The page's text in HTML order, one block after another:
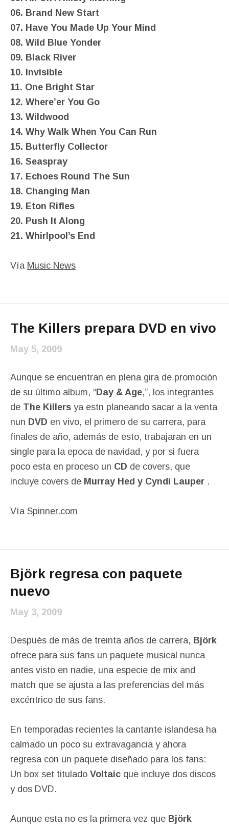
06. Brand New Start
07. Have You Made Up Your Mind
08. Wild Blue Yonder
09. Black River
10. Invisible
11. One Bright Star
12. Where’er You Go
13. Wildwood
14. Why Walk When You Can Run
15. Butterfly Collector
16. Seaspray
17. Echoes Round The Sun
18. Changing Man
19. Eton Rifles
20. Push It Along
21. Whirlpool’s End
Vía Music News
The Killers prepara DVD en vivo
May 5, 2009
Aunque se encuentran en plena gira de promoción
de su último album, “Day & Age,”, los integrantes
de The Killers ya estn planeando sacar a la venta
nun DVD en vivo, el primero de su carrera, para
finales de año, además de esto, trabajaran en un
single para la epoca de navidad, y por si fuera
poco esta en proceso un CD de covers, que
incluye covers de Murray Hed y Cyndi Lauper .
Vía Spinner.com
Björk regresa con paquete
nuevo
May 3, 2009
Después de más de treinta años de carrera, Björk
ofrece para sus fans un paquete musical nunca
antes visto en nadie, una especie de mix and
match que se ajusta a las preferencias del más
excéntrico de sus fans.
En temporadas recientes la cantante islandesa ha
calmado un poco su extravagancia y ahora
regresa con un paquete diseñado para los fans:
Un box set titulado Voltaic que incluye dos discos
y dos DVD.
Aunque esta no es la primera vez que Björk